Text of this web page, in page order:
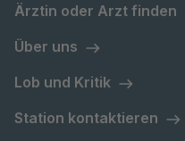
Ärztin oder Arzt finden
Über uns
Lob und Kritik
Station kontaktieren